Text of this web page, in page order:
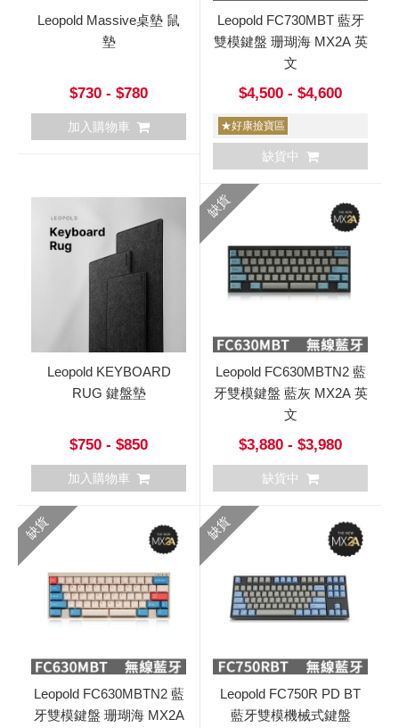
Leopold Massive桌墊 鼠
墊
$730 - $780
加入購物車
Leopold FC730MBT 藍牙
雙模鍵盤 珊瑚海 MX2A 英
文
$4,500 - $4,600
★好康撿寶區
缺貨中
Leopold KEYBOARD
RUG 鍵盤墊
$750 - $850
加入購物車
缺貨
Leopold FC630MBTN2 藍
牙雙模鍵盤 藍灰 MX2A 英
文
$3,880 - $3,980
缺貨中
缺貨
Leopold FC630MBTN2 藍
牙雙模鍵盤 珊瑚海 MX2A
缺貨
Leopold FC750R PD BT
藍牙雙模機械式鍵盤